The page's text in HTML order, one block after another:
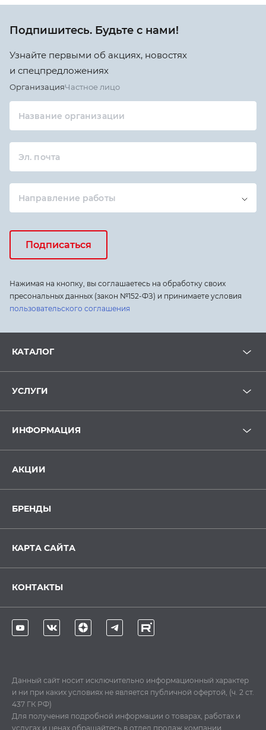
Подпишитесь. Будьте с нами!
Узнайте первыми об акциях, новостях
и спецпредложениях
ОрганизацияЧастное лицо
Название организации
Эл. почта
Направление работы
Подписаться
Нажимая на кнопку, вы соглашаетесь на обработку своих
пресональных данных (закон №152-ФЗ) и принимаете условия
пользовательского соглашения
КАТАЛОГ
УСЛУГИ
ИНФОРМАЦИЯ
АКЦИИ
БРЕНДЫ
КАРТА САЙТА
КОНТАКТЫ
Данный сайт носит исключительно информационный характер
и ни при каких условиях не является публичной офертой, (ч. 2 ст.
437 ГК РФ)
Для получения подробной информации о товарах, работах и
услугах и ценах обращайтесь в отдел продаж компании